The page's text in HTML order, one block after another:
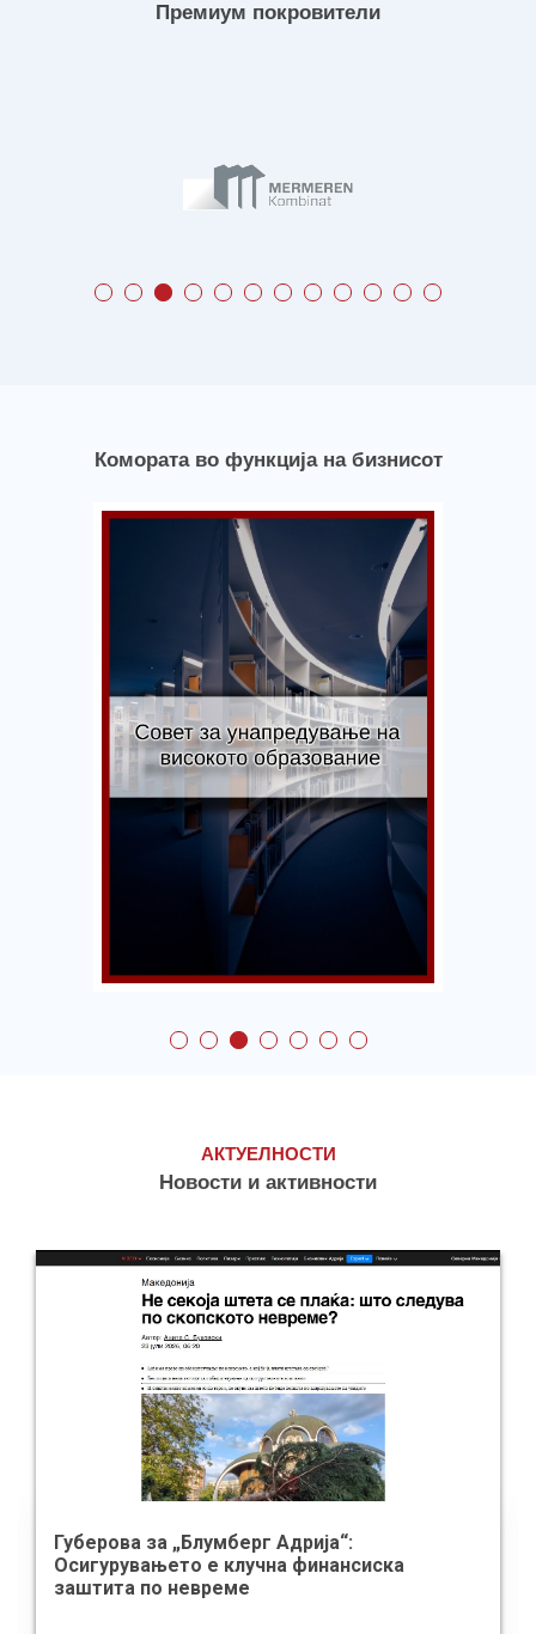
Премиум покровители
Комората во функција на бизнисот
Совет за
високото
образование
АКТУЕЛНОСТИ
Новости и активности
Губерова за „Блумберг Адрија“:
Осигурувањето е клучна финансиска
заштита по невреме